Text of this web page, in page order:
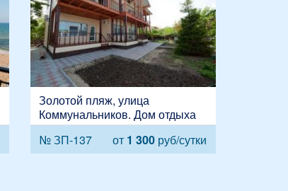
Золотой пляж, улица
Коммунальников. Дом отдыха
№ ЗП-137
от 1 300 руб/сутки